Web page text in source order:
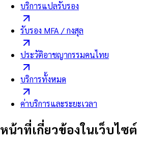
บริการแปลรับรอง
รับรอง MFA / กงสุล
ประวัติอาชญากรรมคนไทย
บริการทั้งหมด
ค่าบริการและระยะเวลา
หน้าที่เกี่ยวข้องในเว็บไซต์